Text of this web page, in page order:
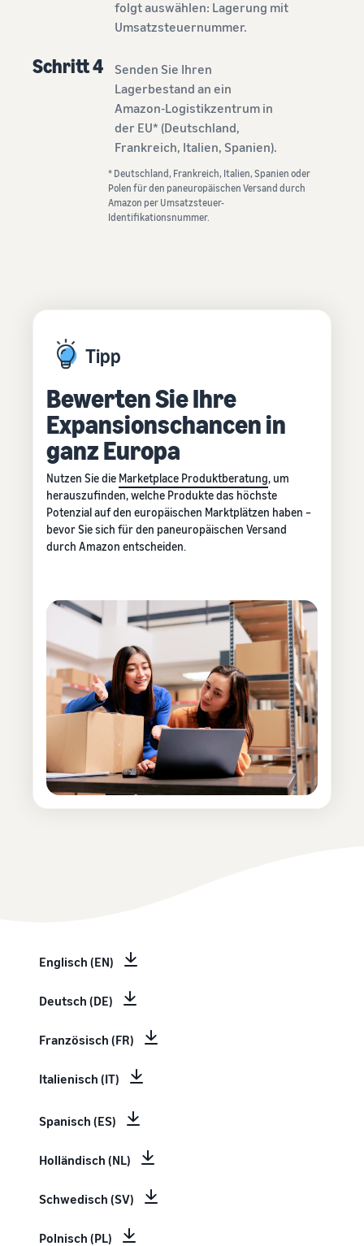
folgt auswählen: Lagerung mit
Umsatzsteuernummer.
Schritt 4
Senden Sie Ihren
Lagerbestand an ein
Amazon-Logistikzentrum in
der EU* (Deutschland,
Frankreich, Italien, Spanien).
* Deutschland, Frankreich, Italien, Spanien oder
Polen für den paneuropäischen Versand durch
Amazon per Umsatzsteuer-
Identifikationsnummer.
Tipp
Bewerten Sie Ihre
Expansionschancen in
ganz Europa
Nutzen Sie die Marketplace Produktberatung, um
herauszufinden, welche Produkte das höchste
Potenzial auf den europäischen Marktplätzen haben –
bevor Sie sich für den paneuropäischen Versand
durch Amazon entscheiden.
Englisch (EN)
Deutsch (DE)
Französisch (FR)
Italienisch (IT)
Spanisch (ES)
Holländisch (NL)
Schwedisch (SV)
Polnisch (PL)